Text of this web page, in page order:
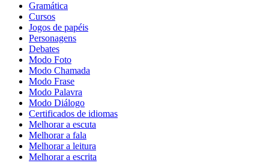
Gramática
Cursos
Jogos de papéis
Personagens
Debates
Modo Foto
Modo Chamada
Modo Frase
Modo Palavra
Modo Diálogo
Certificados de idiomas
Melhorar a escuta
Melhorar a fala
Melhorar a leitura
Melhorar a escrita